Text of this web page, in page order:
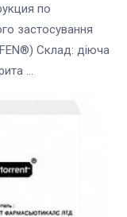
по
застосування
Склад: діюча
...